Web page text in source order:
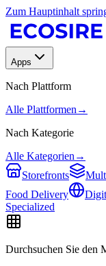
Zum Hauptinhalt
Apps
Nach Plattform
Alle Plattformen →
Nach Kategorie
Alle Kategorien →
Storefronts
Food Delivery
Specialized
Durchsuchen Sie den